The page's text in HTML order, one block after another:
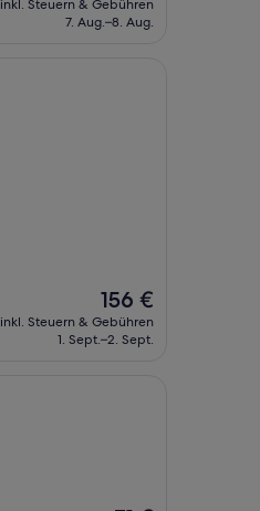
beträgt
inkl. Steuern & Gebühren
7. Aug.–8. Aug.
Der
Preis
beträgt
156 €
inkl. Steuern & Gebühren
1. Sept.–2. Sept.